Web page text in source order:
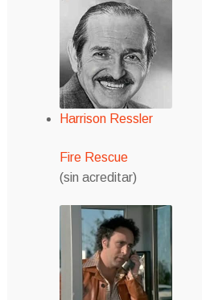
Harrison Ressler
Fire Rescue
(sin acreditar)